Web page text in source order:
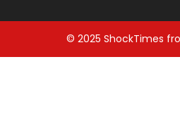
© 2025 ShockTimes